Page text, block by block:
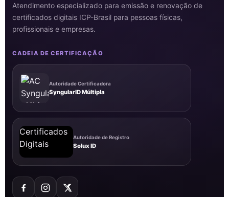
Atendimento especializado para emissão e renovação de
certificados digitais ICP-Brasil para pessoas físicas,
profissionais e empresas.
CADEIA DE CERTIFICAÇÃO
Autoridade Certificadora
SyngularID Múltipla
Autoridade de Registro
Solux ID